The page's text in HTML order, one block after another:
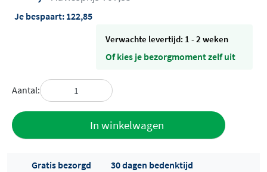
Je bespaart: 122,85
Verwachte levertijd: 1 - 2 weken
Of kies je bezorgmoment zelf uit
Aantal:
In winkelwagen
Gratis bezorgd
30 dagen bedenktijd